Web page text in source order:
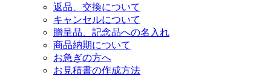
返品、交換について
キャンセルについて
贈呈品、記念品への名入れ
商品納期について
お急ぎの方へ
お見積書の作成方法